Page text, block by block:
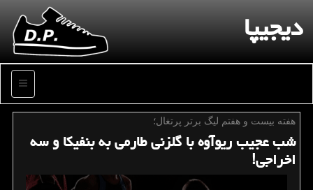
دیجیپا
منو
هفته بیست و هفتم لیگ برتر پرتغال؛
شب عجیب ریوآوه با گلزنی طارمی به بنفیكا و سه
اخراجی!